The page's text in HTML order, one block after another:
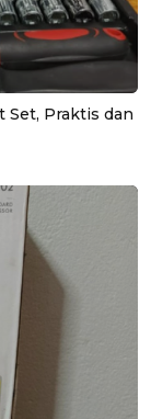
Set, Praktis dan